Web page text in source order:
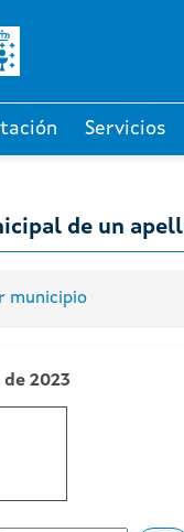
Servicios
de un
municipio
de 2023